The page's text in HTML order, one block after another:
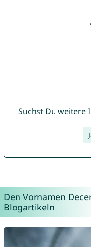
Suchst Du weitere
Den Vornamen
Blogartikeln